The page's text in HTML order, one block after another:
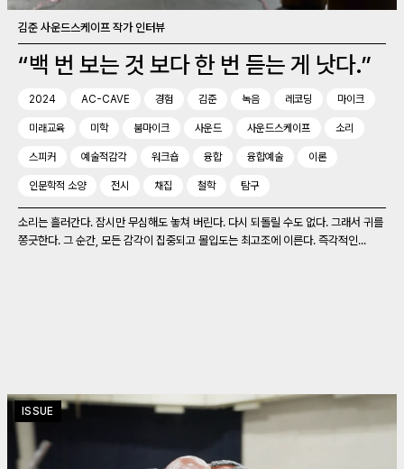
김준 사운드스케이프 작가 인터뷰
“백 번 보는 것 보다 한 번 듣는 게 낫다.”
2024 AC-CAVE 경험 김준 녹음 레코딩 마이크
미래교육 미학 붐마이크 사운드 사운드스케이프 소리
스피커 예술적감각 워크숍 융합 융합예술 이론
인문학적 소양 전시 채집 철학 탐구
소리는 흘러간다. 잠시만 무심해도 놓쳐 버린다. 다시 되돌릴 수도 없다. 그래서 귀를
쫑긋한다. 그 순간, 모든 감각이 집중되고 몰입도는 최고조에 이른다. 즉각적인...
ISSUE